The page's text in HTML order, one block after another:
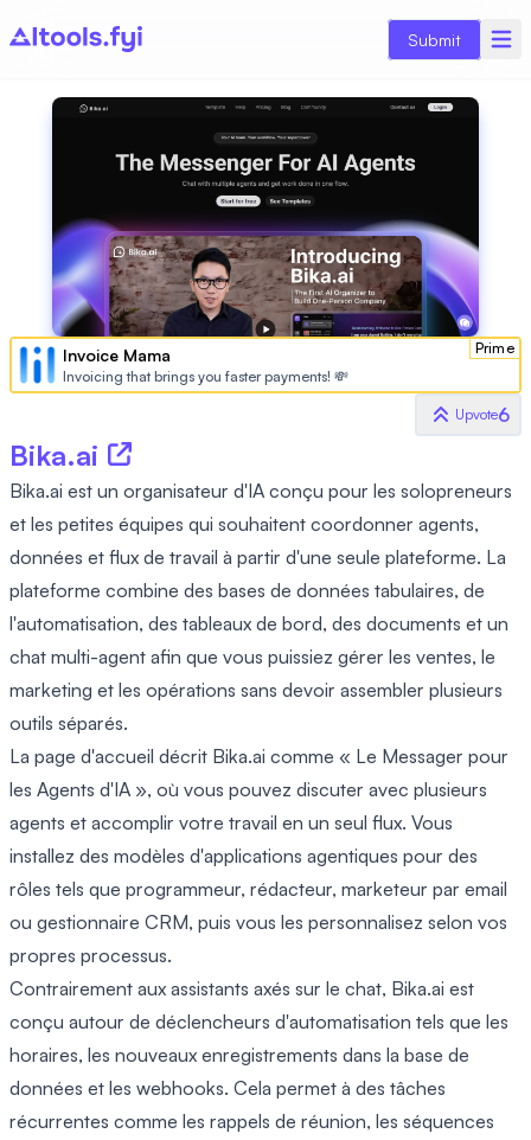
Submit
Prime
Invoice Mama
Invoicing that brings you faster payments! 💸
Upvote6
Bika.ai
Bika.ai est un organisateur d'IA conçu pour les solopreneurs
et les petites équipes qui souhaitent coordonner agents,
données et flux de travail à partir d'une seule plateforme. La
plateforme combine des bases de données tabulaires, de
l'automatisation, des tableaux de bord, des documents et un
chat multi-agent afin que vous puissiez gérer les ventes, le
marketing et les opérations sans devoir assembler plusieurs
outils séparés.
La page d'accueil décrit Bika.ai comme « Le Messager pour
les Agents d'IA », où vous pouvez discuter avec plusieurs
agents et accomplir votre travail en un seul flux. Vous
installez des modèles d'applications agentiques pour des
rôles tels que programmeur, rédacteur, marketeur par email
ou gestionnaire CRM, puis vous les personnalisez selon vos
propres processus.
Contrairement aux assistants axés sur le chat, Bika.ai est
conçu autour de déclencheurs d'automatisation tels que les
horaires, les nouveaux enregistrements dans la base de
données et les webhooks. Cela permet à des tâches
récurrentes comme les rappels de réunion, les séquences